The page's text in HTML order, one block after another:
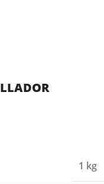
1 kg